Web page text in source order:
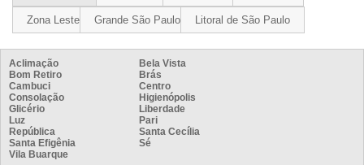
Zona Leste Grande São Paulo Litoral de São Paulo
Aclimação
Bela Vista
Bom Retiro
Brás
Cambuci
Centro
Consolação
Higienópolis
Glicério
Liberdade
Luz
Pari
República
Santa Cecília
Santa Efigênia
Sé
Vila Buarque